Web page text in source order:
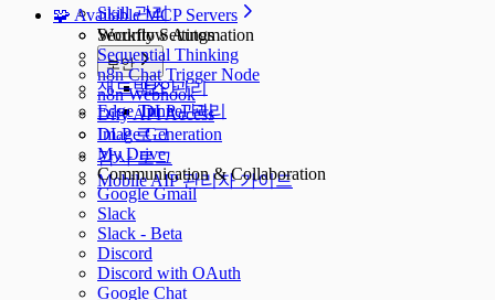
Skill 관리
Security Settings
보안
보안
DLP 관리
샌드박스 관리
Edge Tunnel 관리
DLP 로그
감사 로그
Mobile AIP 관리자 가이드
🧩 Available MCP Servers
Workflow Automation
Sequential Thinking
n8n Chat Trigger Node
n8n Webhook
Dify API Access
Image Generation
My Drive
Communication & Collaboration
Google Gmail
Slack
Slack - Beta
Discord
Discord with OAuth
Google Chat